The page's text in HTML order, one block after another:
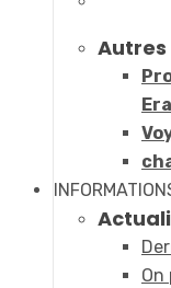
Autres
On